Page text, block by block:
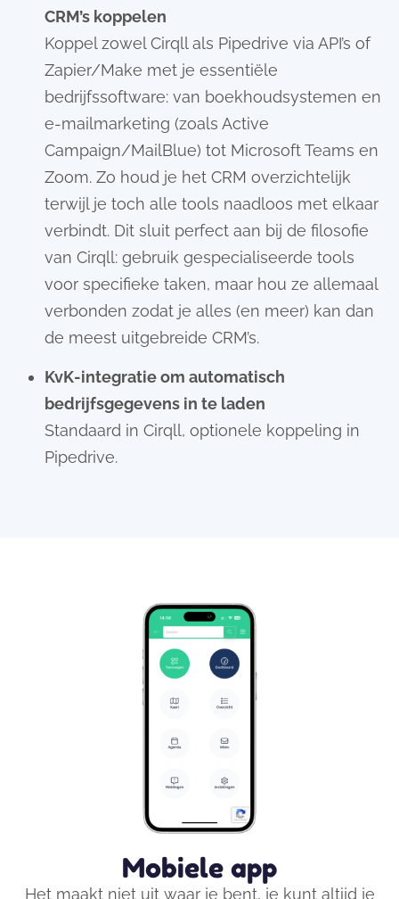
CRM’s koppelen
Koppel zowel Cirqll als Pipedrive via API’s of
Zapier/Make met je essentiële
bedrijfssoftware: van boekhoudsystemen en
e-mailmarketing (zoals Active
Campaign/MailBlue) tot Microsoft Teams en
Zoom. Zo houd je het CRM overzichtelijk
terwijl je toch alle tools naadloos met elkaar
verbindt. Dit sluit perfect aan bij de filosofie
van Cirqll: gebruik gespecialiseerde tools
voor specifieke taken, maar hou ze allemaal
verbonden zodat je alles (en meer) kan dan
de meest uitgebreide CRM’s.
KvK-integratie om automatisch
bedrijfsgegevens in te laden
Standaard in Cirqll, optionele koppeling in
Pipedrive.
Mobiele app
Het maakt niet uit waar je bent, je kunt altijd je